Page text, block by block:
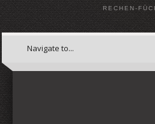
RECHEN-